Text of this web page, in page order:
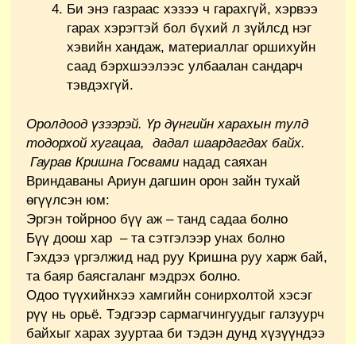
Би энэ газраас хэзээ ч гарахгүй, хэрвээ
гарах хэрэгтэй бол бүхий л зүйлсд нэг
хэвийн хандаж, материаллаг оршихуйн
саад бэрхшээлээс улбаалан сандарч
тэвдэхгүй.
Оролдоод үзээрэй. Үр дүнгийн харахын тулд
тодорхой хугацаа, дадал шаардагдах байх.
Гаурав Кришна Госвами надад саяхан
Вриндаваны Ариун дагшин орон зайн тухай
өгүүлсэн юм:
Эргэн тойрноо бүү аж – танд садаа болно
Бүү доош хар – та сэтгэлээр унах болно
Гэхдээ үргэлжид над руу Кришна руу харж бай,
та баяр баясгаланг мэдрэх болно.
Одоо түүхийнхээ хамгийн сонирхолтой хэсэг
рүү нь орьё. Тэдгээр сармагчингуудыг галзуурч
байхыг харах зууртаа би тэдэн дунд хүзүүндээ